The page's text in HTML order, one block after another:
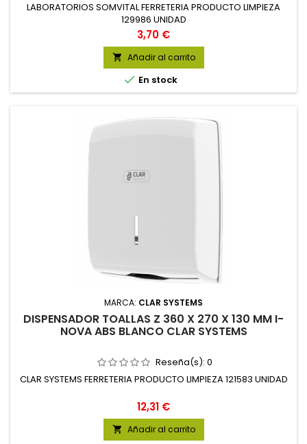
LABORATORIOS SOMVITAL FERRETERIA PRODUCTO LIMPIEZA
129986 UNIDAD
Precio
3,70 €
 Añadir al carrito
 En stock
MARCA: CLAR SYSTEMS
DISPENSADOR TOALLAS Z 360 X 270 X 130 MM I-
NOVA ABS BLANCO CLAR SYSTEMS
Reseña(s): 0
CLAR SYSTEMS FERRETERIA PRODUCTO LIMPIEZA 121583 UNIDAD
Precio
12,31 €
 Añadir al carrito